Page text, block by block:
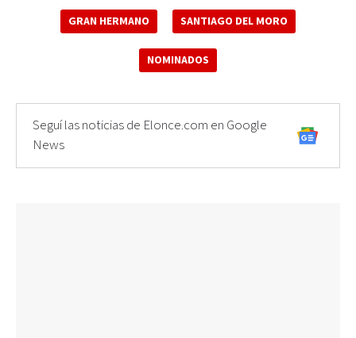
GRAN HERMANO SANTIAGO DEL MORO
NOMINADOS
Seguí las noticias de Elonce.com en Google
News